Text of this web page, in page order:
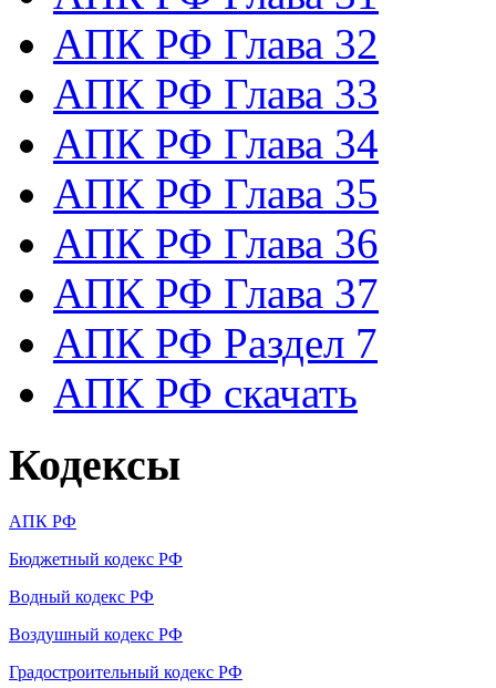
АПК РФ Глава 32
АПК РФ Глава 33
АПК РФ Глава 34
АПК РФ Глава 35
АПК РФ Глава 36
АПК РФ Глава 37
АПК РФ Раздел 7
АПК РФ скачать
Кодексы
АПК РФ
Бюджетный кодекс РФ
Водный кодекс РФ
Воздушный кодекс РФ
Градостроительный кодекс РФ